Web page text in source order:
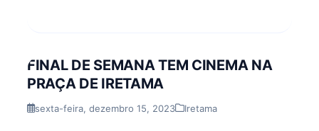
FINAL DE SEMANA TEM CINEMA NA
PRAÇA DE IRETAMA
sexta-feira, dezembro 15, 2023 Iretama